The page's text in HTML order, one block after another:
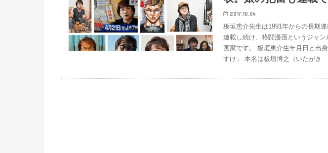
2017.10.04
板垣恵介先生は1991年からの長期
連載し続け、格闘漫画というジャ
画家です。 板垣恵介生年月日と出
すけ」 本名は板垣博之（いたがき